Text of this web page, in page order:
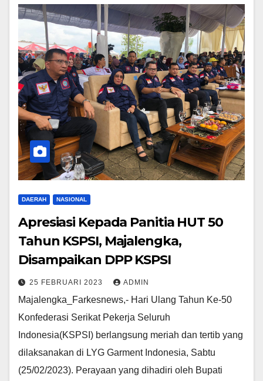
DAERAH NASIONAL
Apresiasi Kepada Panitia HUT 50
Tahun KSPSI, Majalengka,
Disampaikan DPP KSPSI
25 FEBRUARI 2023 ADMIN
Majalengka_Farkesnews,- Hari Ulang Tahun Ke-50
Konfederasi Serikat Pekerja Seluruh
Indonesia(KSPSI) berlangsung meriah dan tertib yang
dilaksanakan di LYG Garment Indonesia, Sabtu
(25/02/2023). Perayaan yang dihadiri oleh Bupati